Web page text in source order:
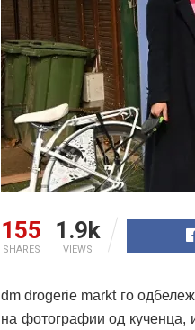
155
SHARES
1.9k
VIEWS
dm drogerie markt го
на фотографии од кученца,